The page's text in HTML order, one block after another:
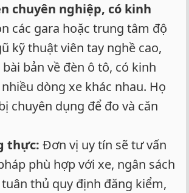
chuyên nghiệp, có kinh
các gara hoặc trung tâm độ
kỹ thuật viên tay nghề cao,
bản về đèn ô tô, có kinh
dòng xe khác nhau. Họ
chuyên dụng để đo và căn
thực: Đơn vị uy tín sẽ tư vấn
phù hợp với xe, ngân sách
thủ quy định đăng kiểm,